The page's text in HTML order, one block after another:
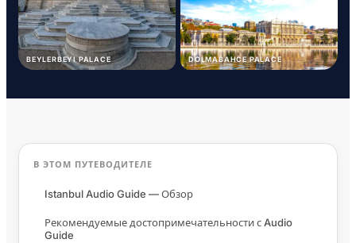
BEYLERBEYI PALACE DOLMABAHCE PALACE
В ЭТОМ ПУТЕВОДИТЕЛЕ
Istanbul Audio Guide — Обзор
Рекомендуемые достопримечательности с Audio
Guide